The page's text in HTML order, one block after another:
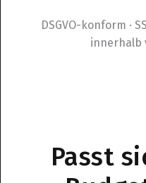
DSGVO-konform ·
innerhalb
Passt